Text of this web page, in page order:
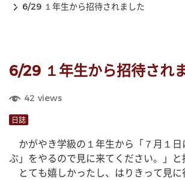
6/29 １年生から招待されました
6/29 １年生から招待され
42 views
日誌
かがやき学級の１年生から「７月１日
ぶ」をやるので見に来てください。」と
とても嬉しかったし、はりきって見に